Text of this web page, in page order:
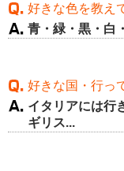
好きな色を教え
青・緑・黒・白
好きな国・行っ
イタリアには行
ギリス...